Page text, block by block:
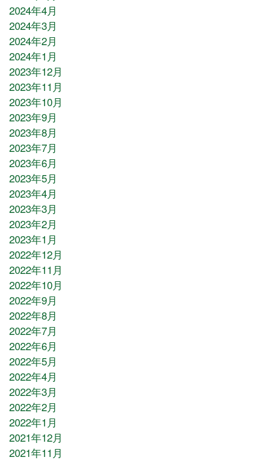
2024年4月
2024年3月
2024年2月
2024年1月
2023年12月
2023年11月
2023年10月
2023年9月
2023年8月
2023年7月
2023年6月
2023年5月
2023年4月
2023年3月
2023年2月
2023年1月
2022年12月
2022年11月
2022年10月
2022年9月
2022年8月
2022年7月
2022年6月
2022年5月
2022年4月
2022年3月
2022年2月
2022年1月
2021年12月
2021年11月